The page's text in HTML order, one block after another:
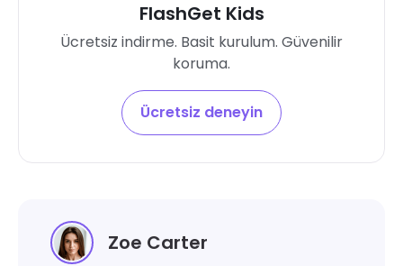
FlashGet Kids
Ücretsiz indirme. Basit kurulum. Güvenilir
koruma.
Ücretsiz deneyin
Zoe Carter